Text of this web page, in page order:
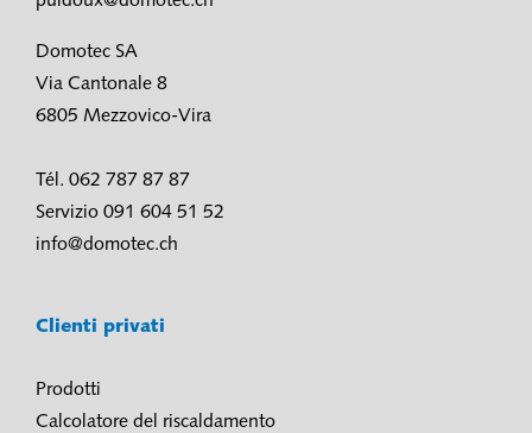
Domotec SA
Via Cantonale 8
6805 Mezzovico-Vira
Tél. 062 787 87 87
Servizio 091 604 51 52
info@domotec.ch
Clienti privati
Prodotti
Calcolatore del riscaldamento